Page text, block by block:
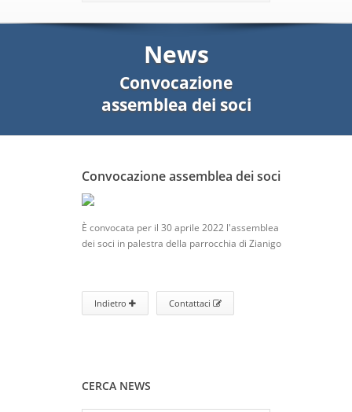
News
Convocazione
assemblea dei soci
Convocazione assemblea dei soci
È convocata per il 30 aprile 2022 l'assemblea
dei soci in palestra della parrocchia di Zianigo
Indietro Contattaci
CERCA NEWS